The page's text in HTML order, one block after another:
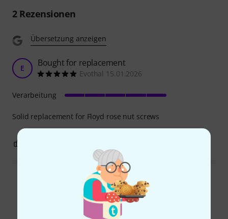
2Rezensionen
Übersetzung anzeigen
E Bought for replacement
Evothal 15.01.2026
Solid replacement for Floyd rose nut screws
Verarbeitung
Alle Bewertungen lesen